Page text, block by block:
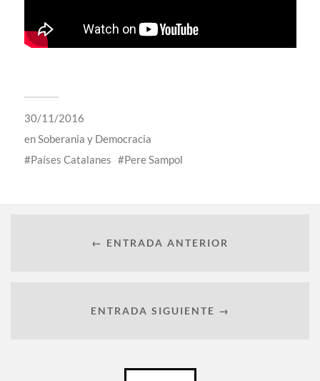
30/11/2016
enSoberania y Democracia
Países Catalanes
Pere Sampol
← ENTRADA ANTERIOR
ENTRADA SIGUIENTE →